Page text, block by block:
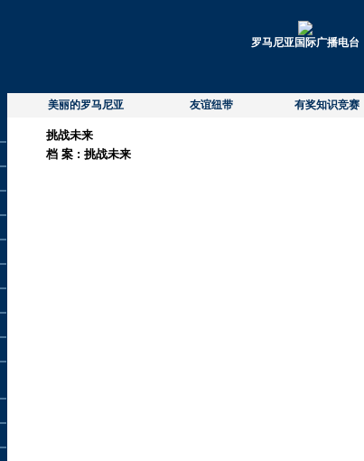
罗马尼亚国际广播电台
美丽的罗马尼亚 友谊纽带 有奖知识竞赛
挑战未来
档 案 : 挑战未来